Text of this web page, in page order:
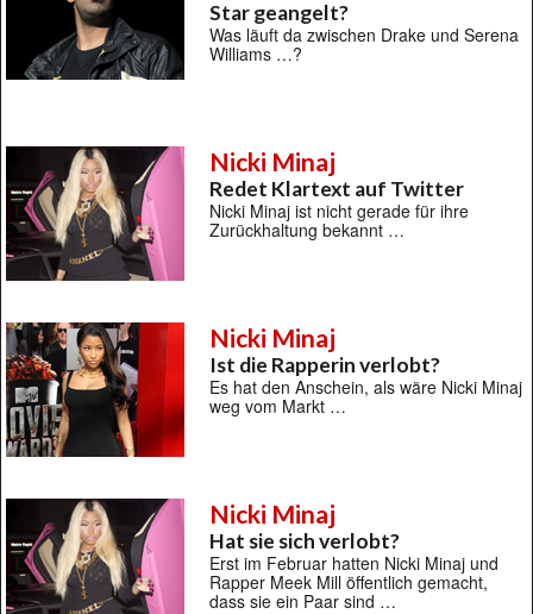
Star geangelt?
Was läuft da zwischen Drake und Serena
Williams …?
Nicki Minaj
Redet Klartext auf Twitter
Nicki Minaj ist nicht gerade für ihre
Zurückhaltung bekannt …
Nicki Minaj
Ist die Rapperin verlobt?
Es hat den Anschein, als wäre Nicki Minaj
weg vom Markt …
Nicki Minaj
Hat sie sich verlobt?
Erst im Februar hatten Nicki Minaj und
Rapper Meek Mill öffentlich gemacht,
dass sie ein Paar sind …